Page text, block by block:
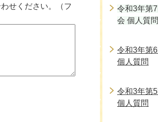
せください。（フ
令和3年第
会 個人質問
令和3年第
個人質問
令和3年第
個人質問